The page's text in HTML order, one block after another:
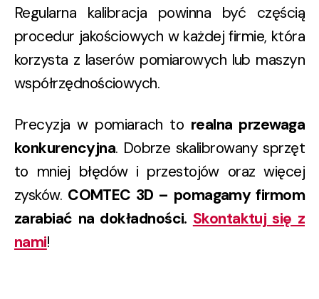
Regularna kalibracja powinna być częścią
procedur jakościowych w każdej firmie, która
korzysta z laserów pomiarowych lub maszyn
współrzędnościowych.
Precyzja w pomiarach to realna przewaga
konkurencyjna. Dobrze skalibrowany sprzęt
to mniej błędów i przestojów oraz więcej
zysków. COMTEC 3D – pomagamy firmom
zarabiać na dokładności. Skontaktuj się z
nami!